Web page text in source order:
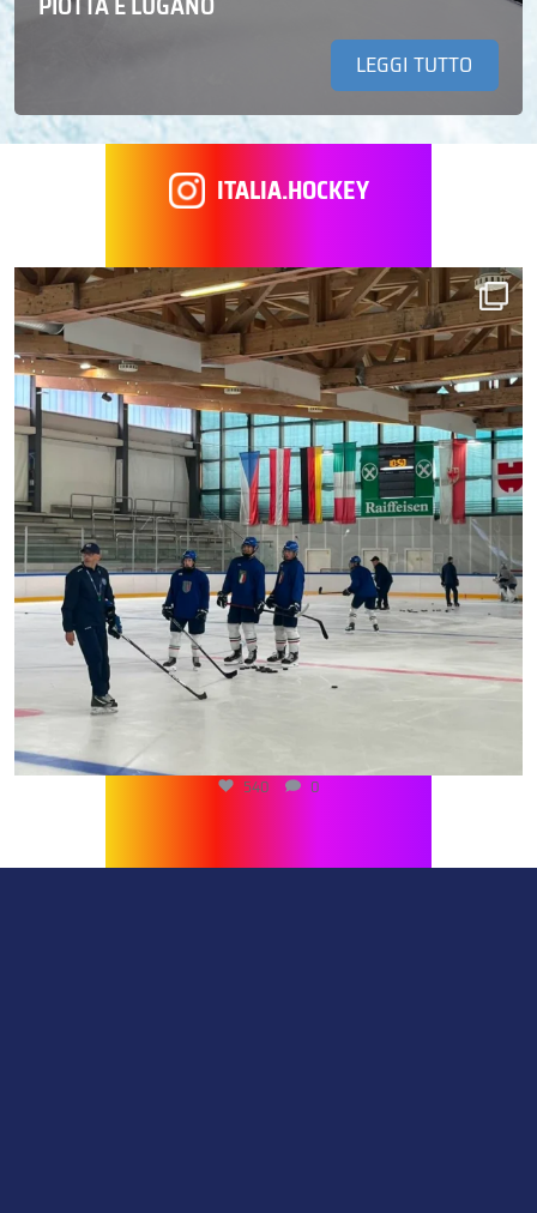
LEGGI TUTTO
ITALIA.HOCKEY
540 0